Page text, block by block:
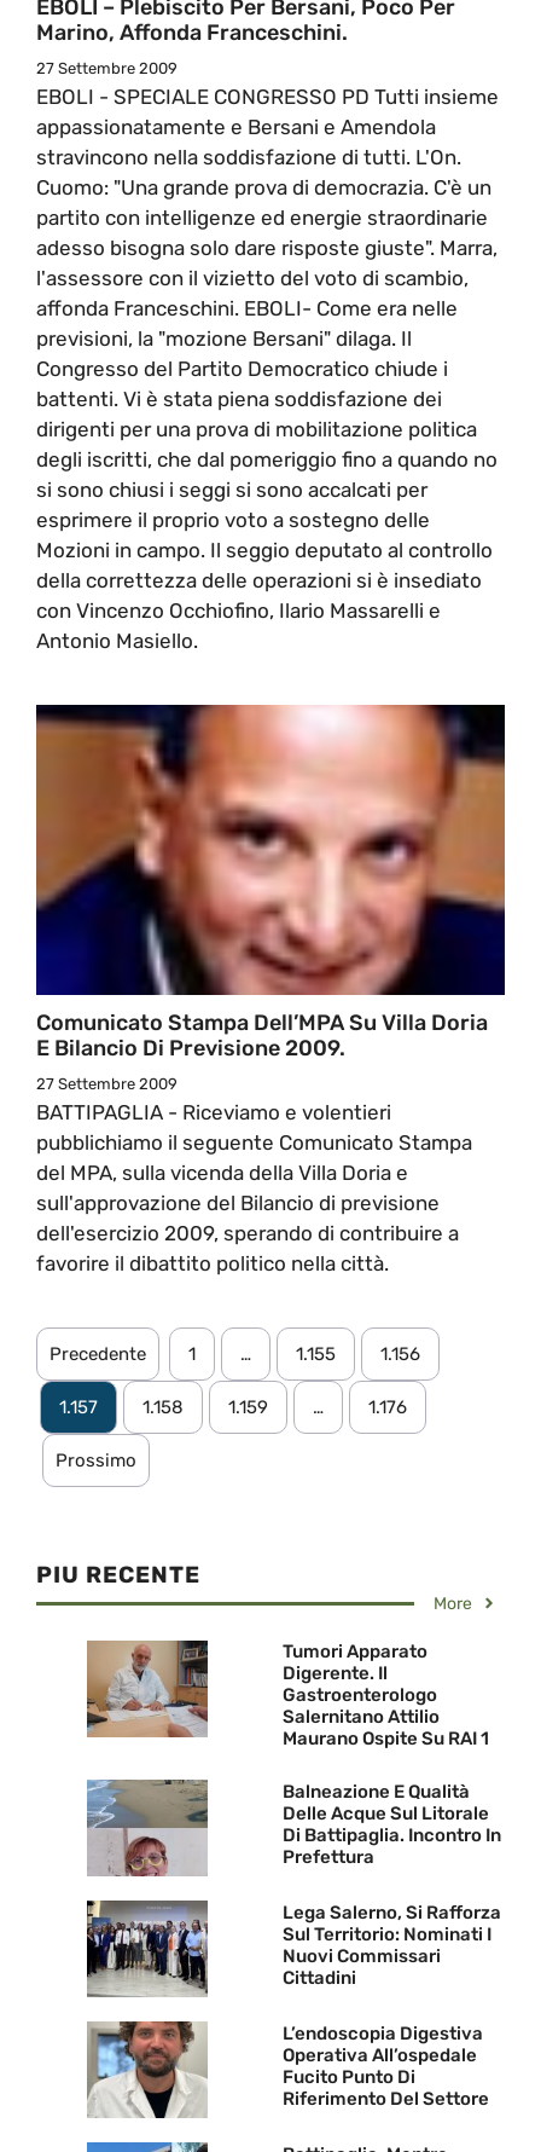
EBOLI – Plebiscito Per Bersani, Poco Per
Marino, Affonda Franceschini.
27 Settembre 2009
EBOLI - SPECIALE CONGRESSO PD Tutti insieme
appassionatamente e Bersani e Amendola
stravincono nella soddisfazione di tutti. L'On.
Cuomo: "Una grande prova di democrazia. C'è un
partito con intelligenze ed energie straordinarie
adesso bisogna solo dare risposte giuste". Marra,
l'assessore con il vizietto del voto di scambio,
affonda Franceschini. EBOLI- Come era nelle
previsioni, la "mozione Bersani" dilaga. Il
Congresso del Partito Democratico chiude i
battenti. Vi è stata piena soddisfazione dei
dirigenti per una prova di mobilitazione politica
degli iscritti, che dal pomeriggio fino a quando no
si sono chiusi i seggi si sono accalcati per
esprimere il proprio voto a sostegno delle
Mozioni in campo. Il seggio deputato al controllo
della correttezza delle operazioni si è insediato
con Vincenzo Occhiofino, Ilario Massarelli e
Antonio Masiello.
Comunicato Stampa Dell’MPA Su Villa Doria
E Bilancio Di Previsione 2009.
27 Settembre 2009
BATTIPAGLIA - Riceviamo e volentieri
pubblichiamo il seguente Comunicato Stampa
del MPA, sulla vicenda della Villa Doria e
sull'approvazione del Bilancio di previsione
dell'esercizio 2009, sperando di contribuire a
favorire il dibattito politico nella città.
Precedente 1 … 1.155 1.156
1.157 1.158 1.159 … 1.176
Prossimo
PIU RECENTE
More
Tumori Apparato
Digerente. Il
Gastroenterologo
Salernitano Attilio
Maurano Ospite Su RAI 1
Balneazione E Qualità
Delle Acque Sul Litorale
Di Battipaglia. Incontro In
Prefettura
Lega Salerno, Si Rafforza
Sul Territorio: Nominati I
Nuovi Commissari
Cittadini
L’endoscopia Digestiva
Operativa All’ospedale
Fucito Punto Di
Riferimento Del Settore